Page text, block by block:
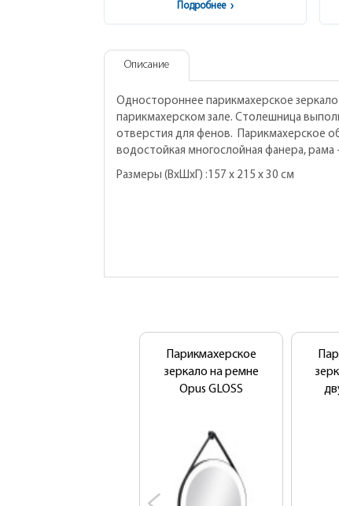
Подробнее ›
Описание
Одностороннее парикмахерское
парикмахерском зале. Столешница
отверстия для фенов. Парикмахерское
водостойкая многослойная фанера,
Размеры (ВхШхГ) :157 х 215 х 30 см
Парикмахерское
зеркало на ремне
Opus GLOSS